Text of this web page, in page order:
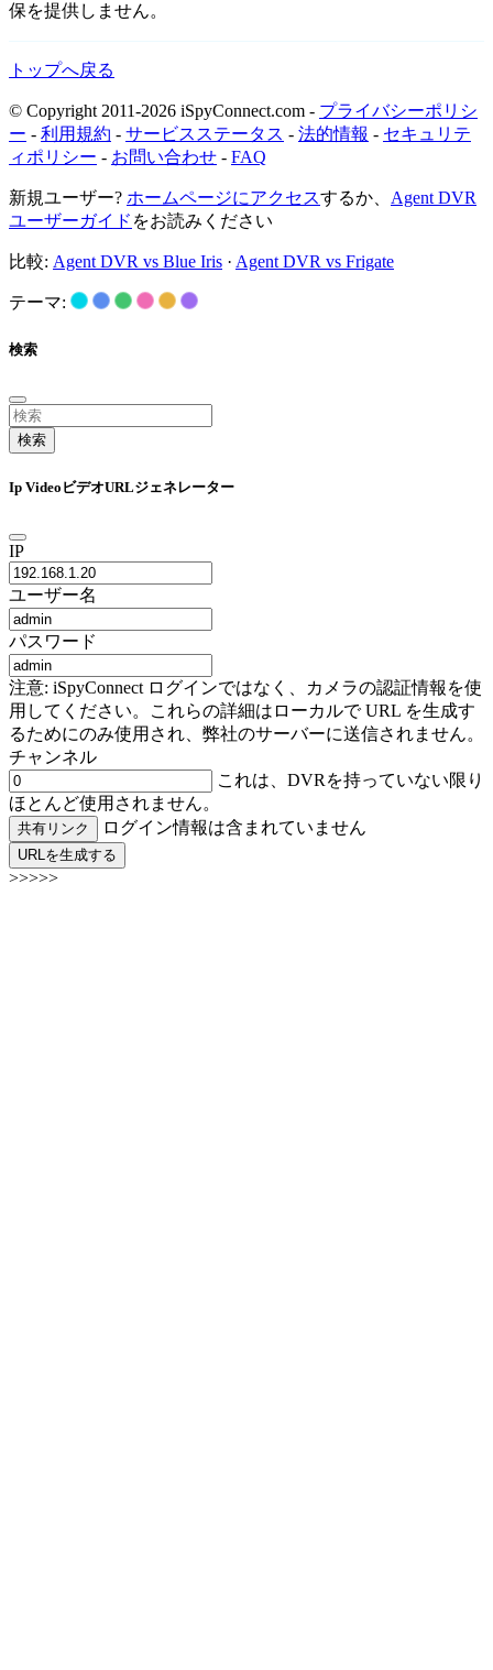
保を提供しません。
トップへ戻る
© Copyright 2011-2026 iSpyConnect.com - プライバシーポリシ
ー - 利用規約 - サービスステータス - 法的情報 - セキュリテ
ィポリシー - お問い合わせ - FAQ
新規ユーザー? ホームページにアクセスするか、 Agent DVR
ユーザーガイド をお読みください
比較: Agent DVR vs Blue Iris · Agent DVR vs Frigate
テーマ:
検索
検索
Ip VideoビデオURLジェネレーター
IP
ユーザー名
パスワード
注意: iSpyConnect ログインではなく、カメラの認証情報を使
用してください。これらの詳細はローカルで URL を生成す
るためにのみ使用され、弊社のサーバーに送信されません。
チャンネル
これは、DVRを持っていない限り
ほとんど使用されません。
共有リンク ログイン情報は含まれていません
URLを生成する
>>>>>